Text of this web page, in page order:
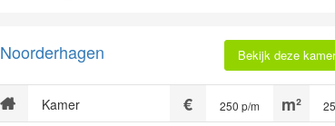
Noorderhagen Bekijk deze
Kamer 25
250 p/m